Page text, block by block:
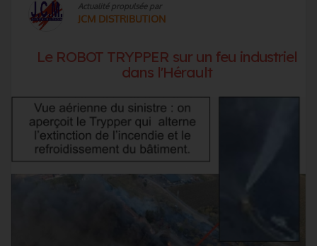
Actualité propulsée par
JCM DISTRIBUTION
Le ROBOT TRYPPER sur un feu industriel
dans l'Hérault